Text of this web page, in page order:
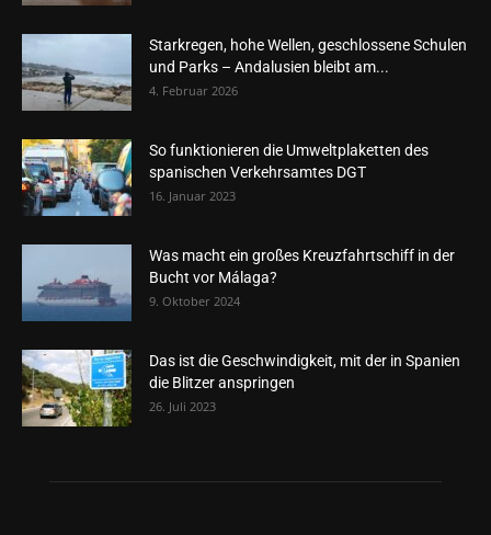
Starkregen, hohe Wellen, geschlossene Schulen
und Parks – Andalusien bleibt am...
4. Februar 2026
So funktionieren die Umweltplaketten des
spanischen Verkehrsamtes DGT
16. Januar 2023
Was macht ein großes Kreuzfahrtschiff in der
Bucht vor Málaga?
9. Oktober 2024
Das ist die Geschwindigkeit, mit der in Spanien
die Blitzer anspringen
26. Juli 2023